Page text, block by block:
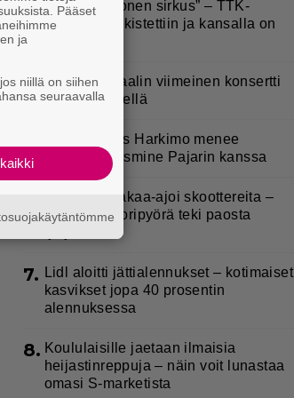
3. ”Että semmonen sirkus” – TTK-
kilpailijat julkistettiin ja kansalla on
4. Eppu Normaalin viimeinen konsertti
esitetään Ylellä
5.
Uuno: Hjallis Harkimo menee
naimisiin Jasmine Pajarin kanssa
Virkavalta takaa-ajoi skoottereita –
poliisimoottoripyörä teki paosta
7. Lidl aloitti jättialennukset – kotimaiset
kasvikset jopa 40 prosentin
alennuksessa
8. Koululaisille jaetaan ilmaisia
heijastinreppuja – näin voit lunastaa
omasi S-marketista
Pääset
ja
niillä on siihen
seuraavalla